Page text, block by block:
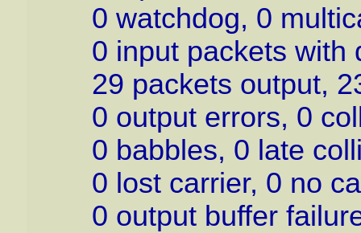
0 watchdog, 0
0 input packets with
29 packets output,
0 output errors, 0
0 babbles, 0 late
0 lost carrier, 0 no
0 output buffer